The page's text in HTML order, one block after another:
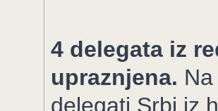
4 delegata iz
upraznjena.
delegati Srbi iz